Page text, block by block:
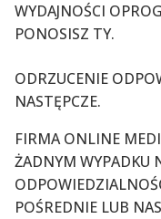
WYDAJNOŚCI
PONOSISZ TY.
ODRZUCENIE
NASTĘPCZE.
FIRMA ONLINE
ŻADNYM WYPADKU
POŚREDNIE LUB